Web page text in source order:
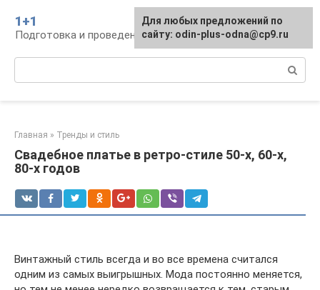
контенту
1+1
Подготовка и проведение свадьбы, традиции
Главная » Тренды и стиль
Свадебное платье в ретро-стиле 50-х, 60-х,
80-х годов
Винтажный стиль всегда и во все времена считался
одним из самых выигрышных. Мода постоянно меняется,
Для любых предложений по
сайту: odin-plus-odna@cp9.ru